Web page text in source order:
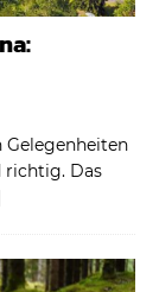
Gelegenheiten
richtig. Das